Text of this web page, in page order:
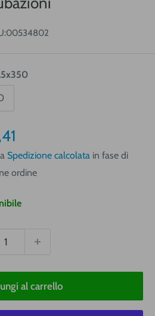
00534802
Spedizione calcolata in fase di
ordine
al carrello